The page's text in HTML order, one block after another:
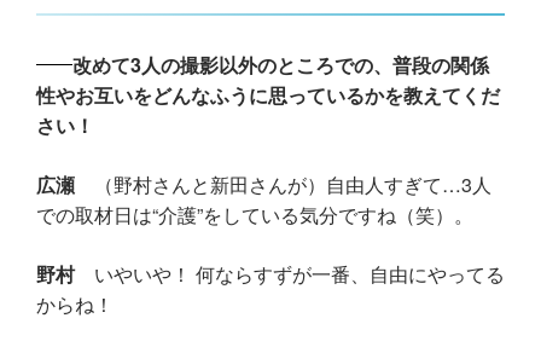
改めて3人の撮影以外のところでの、普段の関係
性やお互いをどんなふうに思っているかを教えてくだ
さい！
広瀬 （野村さんと新田さんが）自由人すぎて…3人
での取材日は“介護”をしている気分ですね（笑）。
野村いやいや！ 何ならすずが一番、自由にやってる
からね！